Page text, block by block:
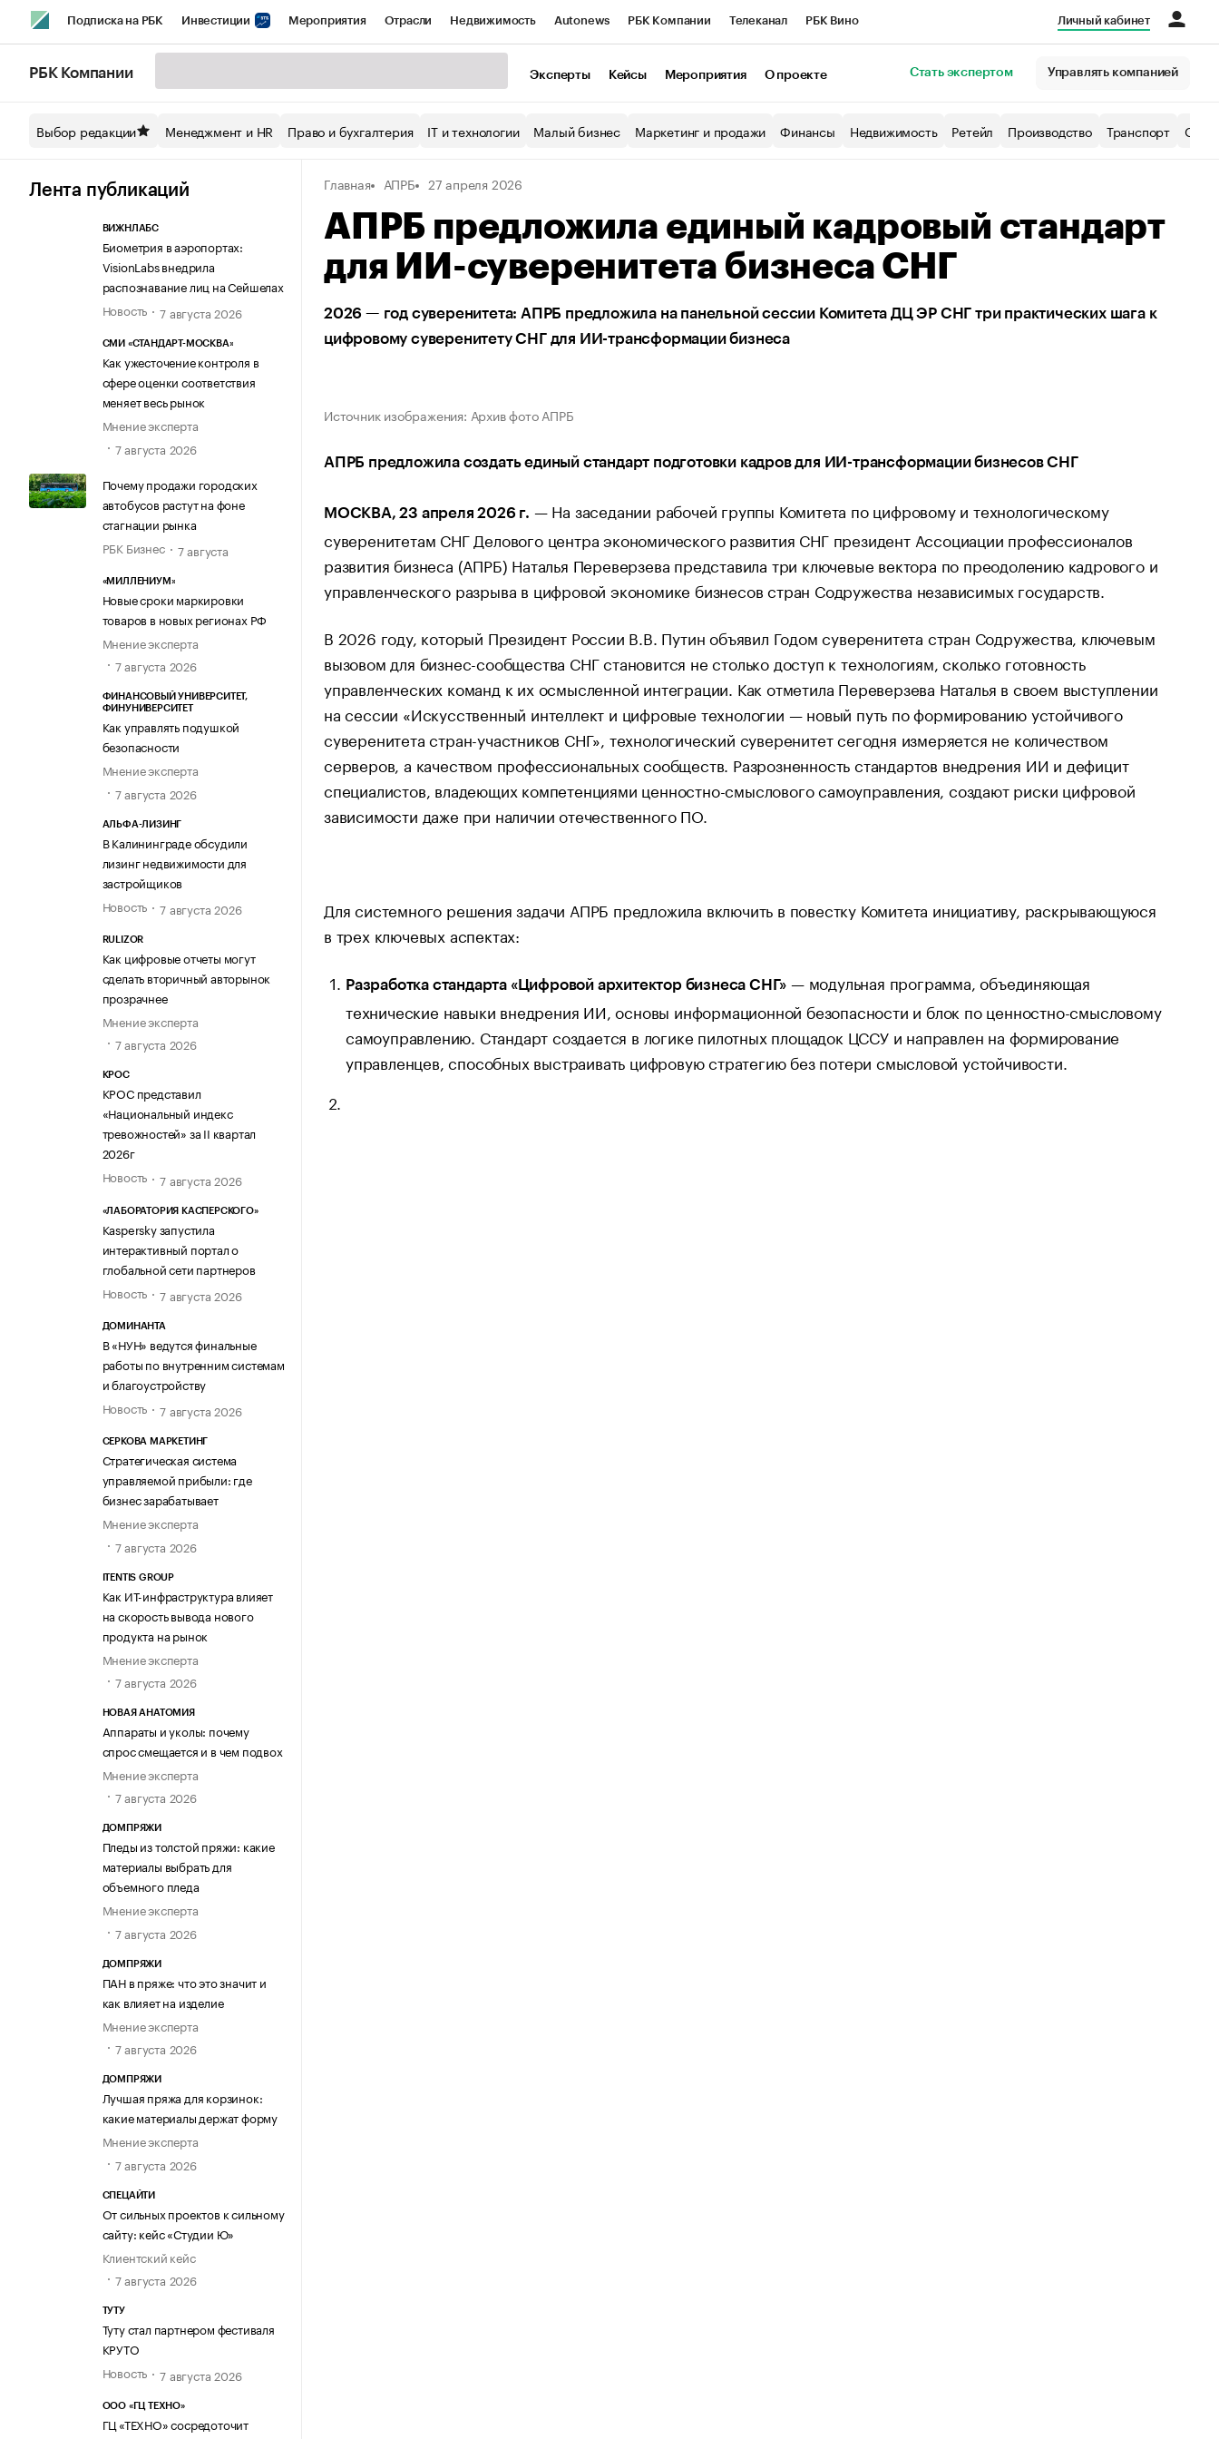
Подписка на РБК Инвестиции Мероприятия Отрасли Недвижимость Autonews РБК Компании Телеканал РБК Вино
Спецпроекты СПб Конференции СПб Спецпроекты Экономика Бизнес
Технологии и медиа Рынок наличной валюты
Личный кабинет
РБК Компании Эксперты Кейсы Мероприятия О проекте Стать экспертом Управлять компанией
Выбор редакции Менеджмент и HR Право и бухгалтерия IT и технологии Малый бизнес Маркетинг и продажи Финансы Недвижимость Ретейл Производство Транспорт
Лента публикаций
ВИЖНЛАБС
Биометрия в аэропортах:
VisionLabs внедрила
распознавание лиц на Сейшелах
Новость
7 августа 2026
СМИ «СТАНДАРТ-МОСКВА»
Как ужесточение контроля в
сфере оценки соответствия
меняет весь рынок
Мнение эксперта
7 августа 2026
Почему продажи городских
автобусов растут на фоне
стагнации рынка
РБК Бизнес
7 августа
«МИЛЛЕНИУМ»
Новые сроки маркировки
товаров в новых регионах РФ
Мнение эксперта
7 августа 2026
ФИНАНСОВЫЙ УНИВЕРСИТЕТ,
ФИНУНИВЕРСИТЕТ
Как управлять подушкой
безопасности
Мнение эксперта
7 августа 2026
АЛЬФА-ЛИЗИНГ
В Калининграде обсудили
лизинг недвижимости для
застройщиков
Новость
7 августа 2026
RULIZOR
Как цифровые отчеты могут
сделать вторичный авторынок
прозрачнее
Мнение эксперта
7 августа 2026
КРОС
КРОС представил
«Национальный индекс
тревожностей» за II квартал
2026г
Новость
7 августа 2026
«ЛАБОРАТОРИЯ КАСПЕРСКОГО»
Kaspersky запустила
интерактивный портал о
глобальной сети партнеров
Новость
7 августа 2026
ДОМИНАНТА
В «НУН» ведутся финальные
работы по внутренним системам
и благоустройству
Новость
7 августа 2026
СЕРКОВА МАРКЕТИНГ
Стратегическая система
управляемой прибыли: где
бизнес зарабатывает
Мнение эксперта
7 августа 2026
ITENTIS GROUP
Как ИТ-инфраструктура влияет
на скорость вывода нового
продукта на рынок
Мнение эксперта
7 августа 2026
НОВАЯ АНАТОМИЯ
Аппараты и уколы: почему
спрос смещается и в чем подвох
Мнение эксперта
7 августа 2026
ДОМПРЯЖИ
Пледы из толстой пряжи: какие
материалы выбрать для
объемного пледа
Мнение эксперта
7 августа 2026
ДОМПРЯЖИ
ПАН в пряже: что это значит и
как влияет на изделие
Мнение эксперта
7 августа 2026
ДОМПРЯЖИ
Лучшая пряжа для корзинок:
какие материалы держат форму
Мнение эксперта
7 августа 2026
СПЕЦАЙТИ
От сильных проектов к сильному
сайту: кейс «Студии Ю»
Клиентский кейс
7 августа 2026
ТУТУ
Туту стал партнером фестиваля
КРУТО
Новость
7 августа 2026
ООО «ГЦ ТЕХНО»
ГЦ «ТЕХНО» сосредоточит
Главная АПРБ 27 апреля 2026
АПРБ предложила единый кадровый стандарт
для ИИ-суверенитета бизнеса СНГ
2026 — год суверенитета: АПРБ предложила на панельной сессии Комитета ДЦ ЭР СНГ три практических шага к
цифровому суверенитету СНГ для ИИ-трансформации бизнеса
Источник изображения: Архив фото АПРБ
АПРБ предложила создать единый стандарт подготовки кадров для ИИ-трансформации бизнесов СНГ
МОСКВА, 23 апреля 2026 г. — На заседании рабочей группы Комитета по цифровому и технологическому
суверенитетам СНГ Делового центра экономического развития СНГ президент Ассоциации профессионалов
развития бизнеса (АПРБ) Наталья Переверзева представила три ключевые вектора по преодолению кадрового и
управленческого разрыва в цифровой экономике бизнесов стран Содружества независимых государств.
В 2026 году, который Президент России В.В. Путин объявил Годом суверенитета стран Содружества, ключевым
вызовом для бизнес-сообщества СНГ становится не столько доступ к технологиям, сколько готовность
управленческих команд к их осмысленной интеграции. Как отметила Переверзева Наталья в своем выступлении
на сессии «Искусственный интеллект и цифровые технологии — новый путь по формированию устойчивого
суверенитета стран-участников СНГ», технологический суверенитет сегодня измеряется не количеством
серверов, а качеством профессиональных сообществ. Разрозненность стандартов внедрения ИИ и дефицит
специалистов, владеющих компетенциями ценностно-смыслового самоуправления, создают риски цифровой
зависимости даже при наличии отечественного ПО.
Для системного решения задачи АПРБ предложила включить в повестку Комитета инициативу, раскрывающуюся
в трех ключевых аспектах:
Разработка стандарта «Цифровой архитектор бизнеса СНГ» — модульная программа, объединяющая
технические навыки внедрения ИИ, основы информационной безопасности и блок по ценностно-смысловому
самоуправлению. Стандарт создается в логике пилотных площадок ЦССУ и направлен на формирование
управленцев, способных выстраивать цифровую стратегию без потери смысловой устойчивости.